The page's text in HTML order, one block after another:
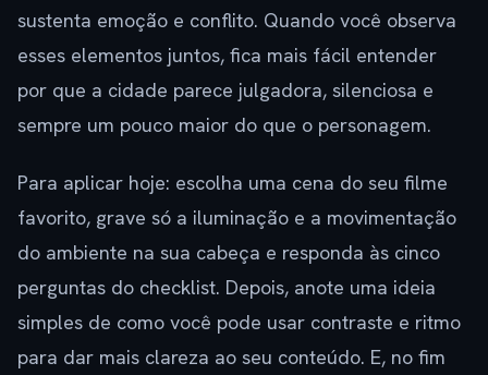
sustenta emoção e conflito. Quando você observa
esses elementos juntos, fica mais fácil entender
por que a cidade parece julgadora, silenciosa e
sempre um pouco maior do que o personagem.
Para aplicar hoje: escolha uma cena do seu filme
favorito, grave só a iluminação e a movimentação
do ambiente na sua cabeça e responda às cinco
perguntas do checklist. Depois, anote uma ideia
simples de como você pode usar contraste e ritmo
para dar mais clareza ao seu conteúdo. E, no fim